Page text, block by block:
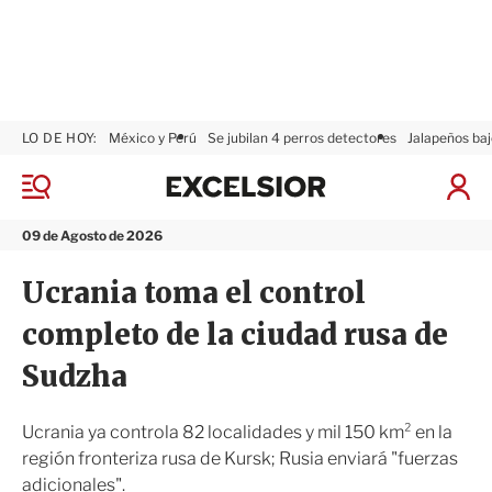
M
n
09 de Agosto de 2026
LO DE HOY: México y Perú Se jubilan 4 perros detectores Jalapeños
I
x
i
o
r
Ucrania toma el control
completo de la ciudad rusa de
Sudzha
Ucrania ya controla 82 localidades y mil 150 km² en la
región fronteriza rusa de Kursk; Rusia enviará "fuerzas
adicionales".